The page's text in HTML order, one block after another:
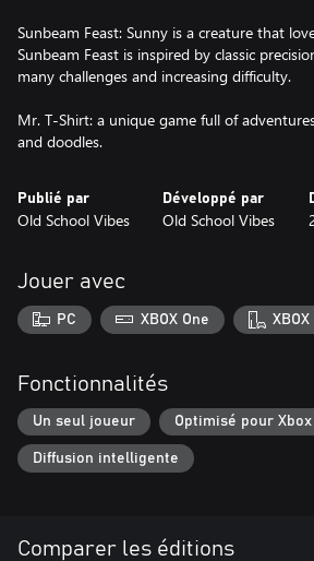
Sunbeam Feast: Sunny is a creature that
Sunbeam Feast is inspired by classic
many challenges and increasing difficulty.
Mr. T-Shirt: a unique game full of
and doodles.
Publié par
Old School Vibes
Développé par
Old School Vibes
Jouer avec
PC XBOX One
Fonctionnalités
Un seul joueur Optimisé pour
Diffusion intelligente
Comparer les éditions